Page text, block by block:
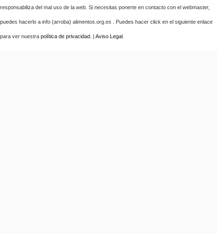
responsabiliza del mal uso de la web. Si necesitas ponerte en contacto con el webmaster,
puedes hacerlo a info (arroba) alimentos.org.es . Puedes hacer click en el siguiente enlace
para ver nuestra política de privacidad . | Aviso Legal